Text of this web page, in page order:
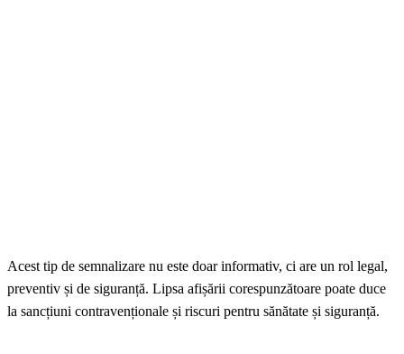
Acest tip de semnalizare nu este doar informativ, ci are un rol legal,
preventiv și de siguranță. Lipsa afișării corespunzătoare poate duce
la sancțiuni contravenționale și riscuri pentru sănătate și siguranță.